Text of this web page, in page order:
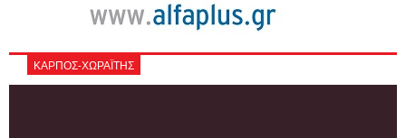
ΚΑΡΠΟΣ-ΧΩΡΑΪΤΗΣ